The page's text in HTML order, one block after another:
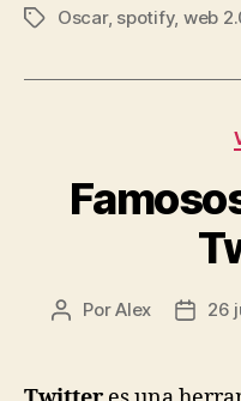
Etiquetas
Oscar, spotify, web
Autor
entrada
PorAlex
Fecha
26